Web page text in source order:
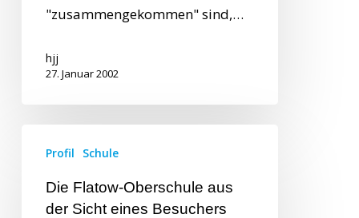
"zusammengekommen" sind,…
hjj
27. Januar 2002
Profil Schule
Die Flatow-Oberschule aus
der Sicht eines Besuchers